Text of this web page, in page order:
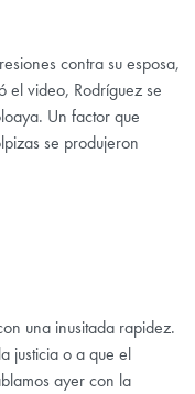
contra su esposa,
el video, Rodríguez se
Un factor que
se produjeron
una inusitada rapidez.
justicia o a que el
ayer con la